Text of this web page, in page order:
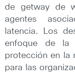
de getway de
agentes
latencia. Los
enfoque de la
protección en la
para las